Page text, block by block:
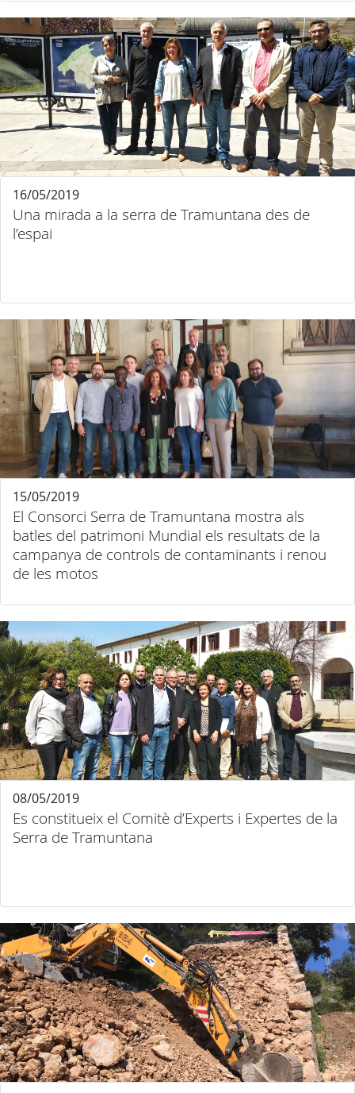
Una mirada a la serra de Tramuntana des de
l’espai
16/05/2019
El Consorci Serra de Tramuntana mostra als
batles del patrimoni Mundial els resultats de la
campanya de controls de contaminants i renou
de les motos
15/05/2019
Es constitueix el Comitè d’Experts i Expertes de la
Serra de Tramuntana
08/05/2019